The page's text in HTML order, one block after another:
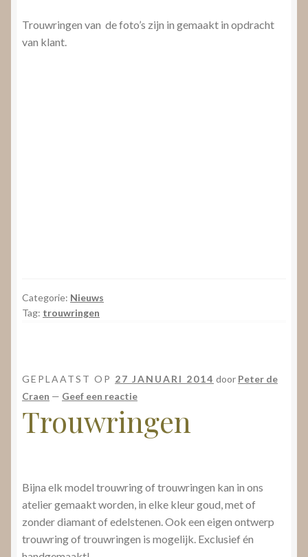
Trouwringen van de foto’s zijn in gemaakt in opdracht
van klant.
Categorie: Nieuws
Tag: trouwringen
GEPLAATST OP 27 JANUARI 2014 door Peter de
Craen — Geef een reactie
Trouwringen
Bijna elk model trouwring of trouwringen kan in ons
atelier gemaakt worden, in elke kleur goud, met of
zonder diamant of edelstenen. Ook een eigen ontwerp
trouwring of trouwringen is mogelijk. Exclusief én